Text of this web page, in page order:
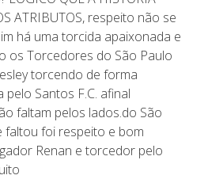
ATRIBUTOS, respeito não se
há uma torcida apaixonada e
os Torcedores do São Paulo
torcendo de forma
Santos F.C. afinal
faltam pelos lados.do São
faltou foi respeito e bom
Renan e torcedor pelo